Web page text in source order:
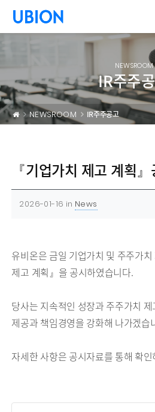
메뉴 건너 뛰기
NEWSROOM
IR주주
NEWSROOM IR주주공고
『기업가치 제고 계획』
2026-01-16 in News
유비온은 금일 기업가치 및 주주가치
제고 계획』을 공시하였습니다.
당사는 지속적인 성장과 주주가치
제공과 책임경영을 강화해 나가겠습
자세한 사항은 공시자료를 통해 확